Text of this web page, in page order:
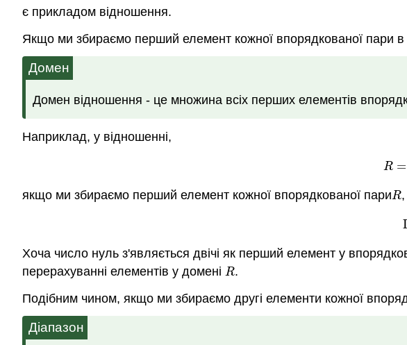
є прикладом відношення.
Якщо ми збираємо перший елемент кожної впорядкованої пари
Домен
Домен відношення - це множина всіх перших елементів
Наприклад, у відношенні,
R =
R
якщо ми збираємо перший елемент кожної впорядкованої париR
R
Хоча число нуль з'являється двічі як перший елемент у
перерахуванні елементів у домені R
R.
Подібним чином, якщо ми збираємо другі елементи кожної
Діапазон